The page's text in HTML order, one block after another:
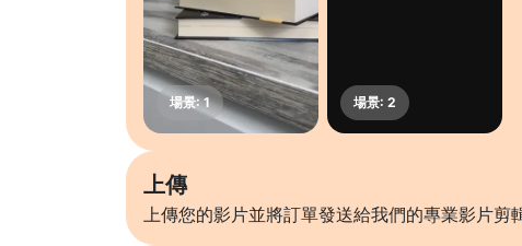
上傳
上傳您的影片並將訂單發送給我們的專業影片剪